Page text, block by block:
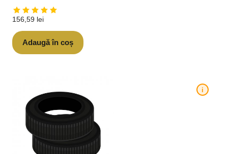
156,59 lei
Adaugă în coș
i